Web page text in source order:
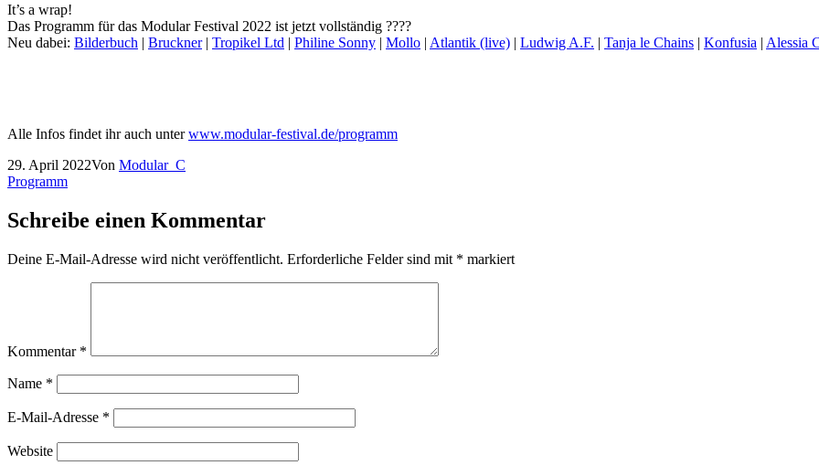
It’s a wrap!
Das Programm für das Modular Festival 2022 ist jetzt vollständig ????
Neu dabei: Bilderbuch | Bruckner| Tropikel Ltd | Philine Sonny | Mollo | Atlantik (live) | Ludwig A.F. | Tanja le Chains | Konfusia | Alessia
Alle Infos findet ihr auch unterwww.modular-festival.de/programm
Veröffentlicht
am
29. April 2022Von Modular_C
Kategorisiert
Programm
Schreibe einen Kommentar
Deine E-Mail-Adresse wird nicht veröffentlicht. Erforderliche Felder sind mit * markiert
Kommentar *
Name *
E-Mail-Adresse *
Website